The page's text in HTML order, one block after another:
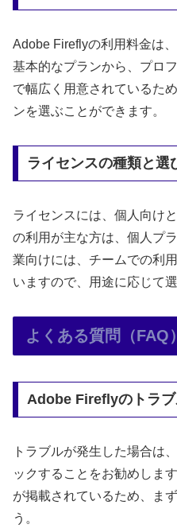
Adobe Fireflyの利用料金は
基本的なプランから、プロ
で幅広く用意されているた
ンを選ぶことができます。
ライセンスの種類と選
ライセンスには、個人向け
の利用が主な方は、個人プ
業向けには、チームでの利
いますので、用途に応じて
よくある質問（FAQ）
Adobe Fireflyのトラ
トラブルが発生した場合は
ックすることをお勧めしま
が掲載されているため、ま
う。